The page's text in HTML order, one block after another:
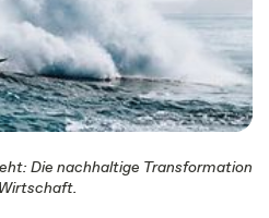
Die nachhaltige Transformation